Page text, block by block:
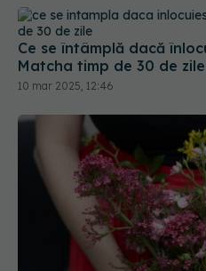
Matcha timp de 30 de zile
10 mar 2025, 12:46